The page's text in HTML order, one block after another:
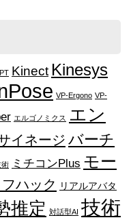
Kinect Kinesys
VP-Ergono VP-
エルゴノミクス エン
イネージ バーチ
術 ミチコンPlus モー
ハック リアルアバタ
推定 対話型AI 技術